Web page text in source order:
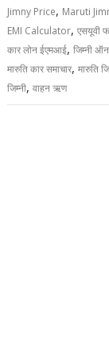
Jimny Price, Maruti
EMI Calculator,एसयूवी
कार लोन ईएमआई,जिम्नी
मारुति कार समाचार,मारुति
जिम्नी,वाहन ऋण